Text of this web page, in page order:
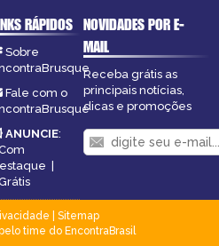
RÁPIDOS
Sobre
Fale com o
ANUNCIE:
NOVIDADES POR E-
MAIL
Receba grátis as
principais notícias,
dicas e promoções
Sitemap
time do EncontraBrasil